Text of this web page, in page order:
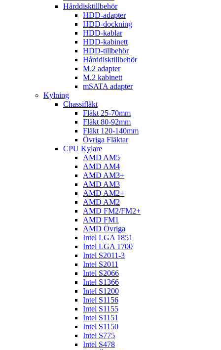
Hårddisktillbehör
HDD-adapter
HDD-dockning
HDD-kablar
HDD-kabinett
HDD-tillbehör
Hårddisktillbehör
M.2 adapter
M.2 kabinett
mSATA adapter
Kylning
Chassifläkt
Fläkt 25-70mm
Fläkt 80-92mm
Fläkt 120-140mm
Övriga Fläktar
CPU Kylare
AMD AM5
AMD AM4
AMD AM3+
AMD AM3
AMD AM2+
AMD AM2
AMD FM2/FM2+
AMD FM1
AMD Övriga
Intel LGA 1851
Intel LGA 1700
Intel S2011-3
Intel S2011
Intel S2066
Intel S1366
Intel S1200
Intel S1156
Intel S1155
Intel S1151
Intel S1150
Intel S775
Intel S478